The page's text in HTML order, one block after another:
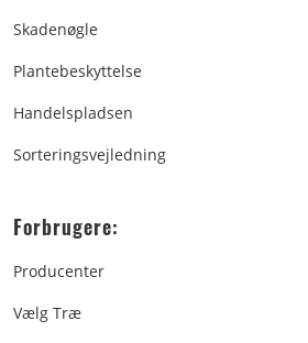
Skadenøgle
Plantebeskyttelse
Handelspladsen
Sorteringsvejledning
Forbrugere:
Producenter
Vælg Træ